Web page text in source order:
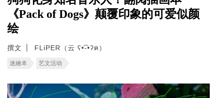
《Pack of Dogs》颠覆印象的可爱似颜
绘
撰文 FLiPER（云 ʕ•͡-•ʔฅ）
迷繪本 艺文活动